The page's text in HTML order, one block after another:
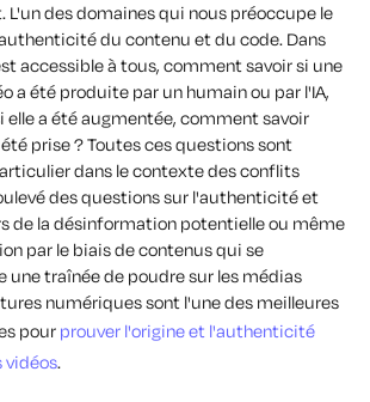
L'un des domaines qui nous préoccupe le
du contenu et du code. Dans
accessible à tous, comment savoir si une
a été produite par un humain ou par l'IA,
elle a été augmentée, comment savoir
prise ? Toutes ces questions sont
dans le contexte des conflits
des questions sur l'authenticité et
de la désinformation potentielle ou même
par le biais de contenus qui se
une traînée de poudre sur les médias
numériques sont l'une des meilleures
pour prouver l'origine et l'authenticité
vidéos.